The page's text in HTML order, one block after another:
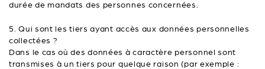
durée de mandats des personnes concernées.
5. Qui sont les tiers ayant accès aux données personnelles
collectées ?
Dans le cas où des données à caractère personnel sont
transmises à un tiers pour quelque raison (par exemple :